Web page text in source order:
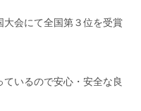
会にて全国第３位を受賞
いるので安心・安全な良